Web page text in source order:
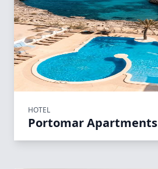
HOTEL
Portomar Apartments